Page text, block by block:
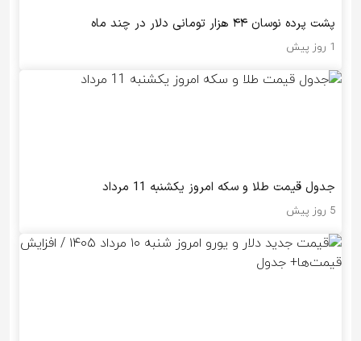
پشت پرده نوسان ۴۴ هزار تومانی دلار در چند ماه
1 روز پیش
جدول قیمت طلا و سکه امروز یکشنبه 11 مرداد
5 روز پیش